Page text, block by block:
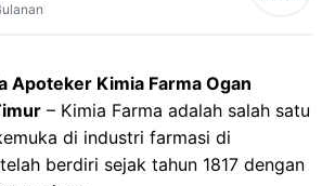
Apoteker Kimia Farma Ogan
– Kimia Farma adalah salah satu
di industri farmasi di
berdiri sejak tahun 1817 dengan